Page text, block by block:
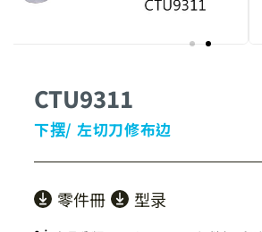
CTU9311
下摆/ 左切刀修布边
零件冊 型录